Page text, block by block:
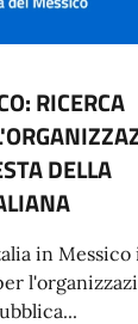
RICERCA
DELLA
in